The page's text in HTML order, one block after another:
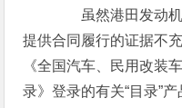
虽然港田发动机
提供合同履行的证据不
《全国汽车、民用改装
录》登录的有关“目录”